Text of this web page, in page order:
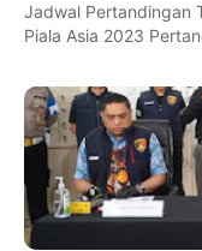
Jadwal Pertandingan
Piala Asia 2023